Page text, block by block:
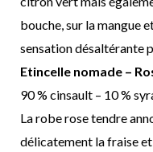
bouche, sur la mangue
sensation désaltérante
Etincelle nomade –
90 % cinsault – 10 %
La robe rose tendre
délicatement la fraise